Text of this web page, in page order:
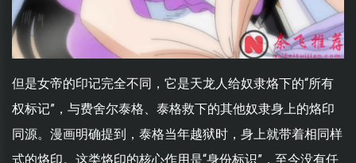
但是女帝的印记完全不同，它是天龙人给奴隶烙下的“所有
权标记”，与费舍尔泰格、泰格救下的其他奴隶身上的烙印
同源。漫画明确提到，泰格当年越狱时，身上就带着相同样
式的烙印。这类烙印的核心作用是“身份标识”，至今没有任